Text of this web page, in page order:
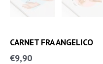
CARNET FRA ANGELICO
€9,90